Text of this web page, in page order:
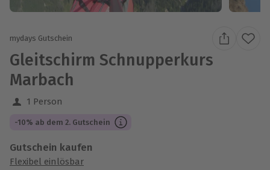
mydays Gutschein
Gleitschirm Schnupperkurs
Marbach
1 Person
-10% ab dem 2. Gutschein
Gutschein kaufen
Flexibel einlösbar